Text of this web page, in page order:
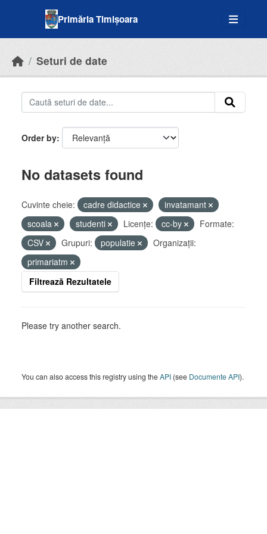
Primăria Timișoara
Seturi de date
Order by
No datasets found
Cuvinte cheie: cadre didactice
invatamant
scoala
studenti Licenţe: cc-by
Formate:
CSV
Grupuri: populatie
Organizații:
primariatm
Filtrează Rezultatele
Please try another search.
You can also access this registry using theAPI (see Documente API).